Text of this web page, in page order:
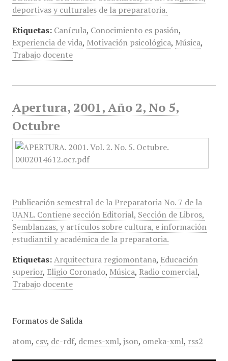
deportivas y culturales de la preparatoria.
Etiquetas: Canícula, Conocimiento es pasión,
Experiencia de vida, Motivación psicológica, Música,
Trabajo docente
Apertura, 2001, Año 2, No 5,
Octubre
Publicación semestral de la Preparatoria No. 7 de la
UANL. Contiene sección Editorial, Sección de Libros,
Semblanzas, y artículos sobre cultura, e información
estudiantil y académica de la preparatoria.
Etiquetas: Arquitectura regiomontana, Educación
superior, Eligio Coronado, Música, Radio comercial,
Trabajo docente
Formatos de Salida
atom, csv, dc-rdf, dcmes-xml, json, omeka-xml, rss2